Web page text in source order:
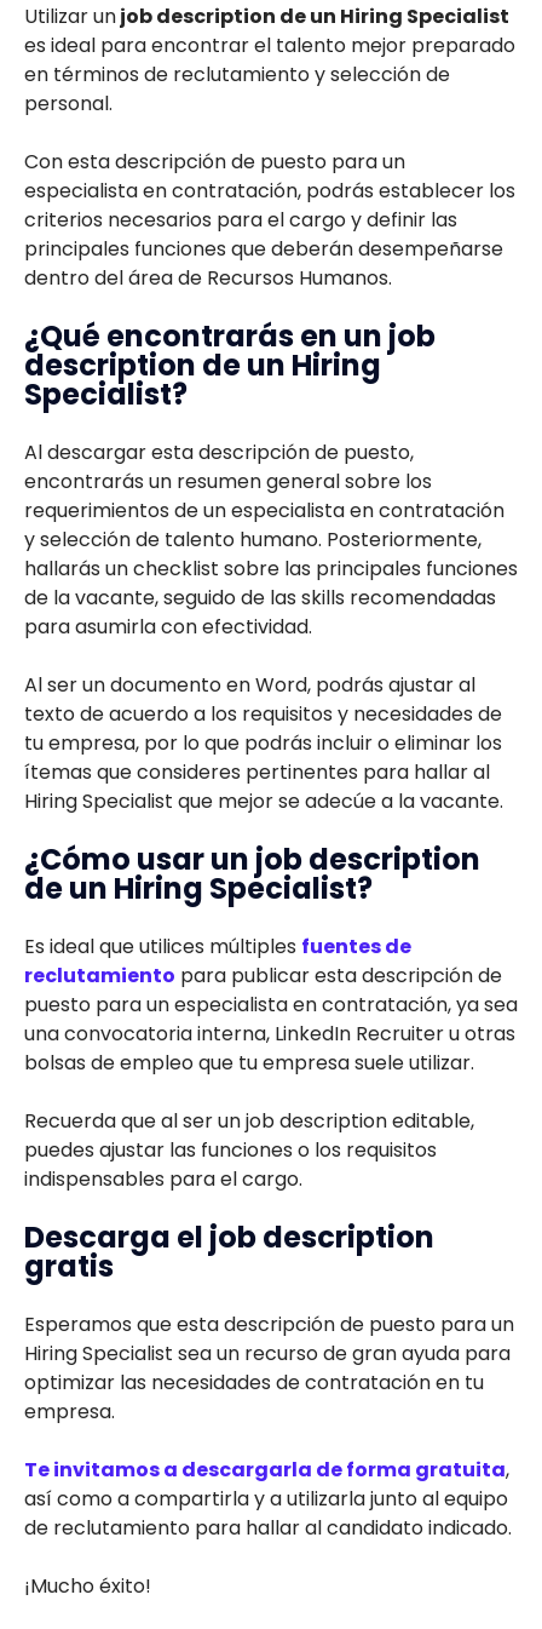
Utilizar unjob description de un Hiring Specialist
es ideal para encontrar el talento mejor preparado
en términos de reclutamiento y selección de
personal.
Con esta descripción de puesto para un
especialista en contratación, podrás establecer los
criterios necesarios para el cargo y definir las
principales funciones que deberán desempeñarse
dentro del área de Recursos Humanos.
¿Qué encontrarás en un job
description de un Hiring
Specialist?
Al descargar esta descripción de puesto,
encontrarás un resumen general sobre los
requerimientos de un especialista en contratación
y selección de talento humano. Posteriormente,
hallarás un checklist sobre las principales funciones
de la vacante, seguido de las skills recomendadas
para asumirla con efectividad.
Al ser un documento en Word, podrás ajustar al
texto de acuerdo a los requisitos y necesidades de
tu empresa, por lo que podrás incluir o eliminar los
ítemas que consideres pertinentes para hallar al
Hiring Specialist que mejor se adecúe a la vacante.
¿Cómo usar un job description
de un Hiring Specialist?
Es ideal que utilices múltiples fuentes de
reclutamiento para publicar esta descripción de
puesto para un especialista en contratación, ya sea
una convocatoria interna, LinkedIn Recruiter u otras
bolsas de empleo que tu empresa suele utilizar.
Recuerda que al ser un job description editable,
puedes ajustar las funciones o los requisitos
indispensables para el cargo.
Descarga el job description
gratis
Esperamos que esta descripción de puesto para un
Hiring Specialist sea un recurso de gran ayuda para
optimizar las necesidades de contratación en tu
empresa.
Te invitamos a descargarla de forma gratuita,
así como a compartirla y a utilizarla junto al equipo
de reclutamiento para hallar al candidato indicado.
¡Mucho éxito!